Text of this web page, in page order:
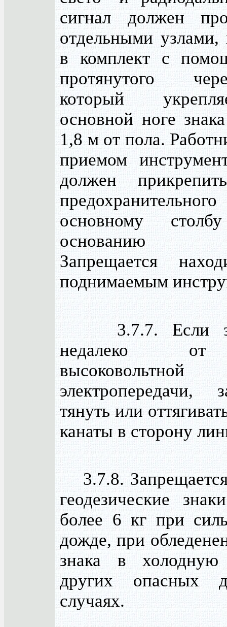
сигнал должен
отдельными
в комплект с
протянутого
который
основной ноге
1,8 м от пола.
приемом
должен
основному
основанию
Запрещается
поднимаемым
3.7.7. Если
недалеко
высоковольтной
электропередачи,
тянуть или
канаты в сторону
3.7.8.
геодезические
более 6 кг при
дожде, при
знака в
других опасных
случаях.